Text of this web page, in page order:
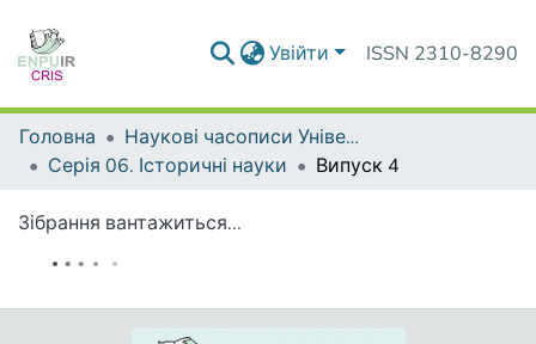
Увійти ISSN 2310-8290
Головна
Наукові часописи Університету
Серія 06. Історичні науки
Випуск 4
Зібрання вантажиться...